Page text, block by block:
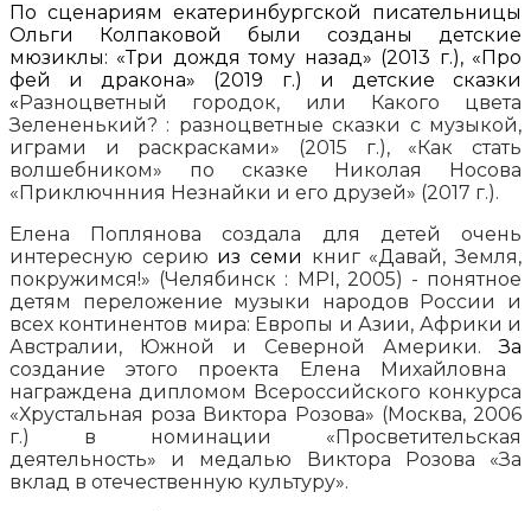
По сценариям екатеринбургской писательницы
Ольги Колпаковой были созданы детские
мюзиклы: «Три дождя тому назад» (2013 г.), «Про
фей и дракона» (2019 г.) и детские сказки
« Разноцветный городок, или Какого цвета
Зелененький? : разноцветные сказки с музыкой,
играми и раскрасками» (2015 г.), «Как стать
волшебником» по сказке Николая Носова
«Приключнния Незнайки и его друзей» (2017 г.).
Елена Поплянова создала для детей очень
интересную серию из семи книг «Давай, Земля,
покружимся!» (Челябинск : МРI, 2005) - понятное
детям переложение музыки народов России и
всех континентов мира: Европы и Азии, Африки и
Австралии, Южной и Северной Америки.За
создание этого проекта Елена Михайловна
награждена дипломом Всероссийского конкурса
«Хрустальная роза Виктора Розова» (Москва, 2006
г.) в номинации «Просветительская
деятельность» и медалью Виктора Розова «За
вклад в отечественную культуру».